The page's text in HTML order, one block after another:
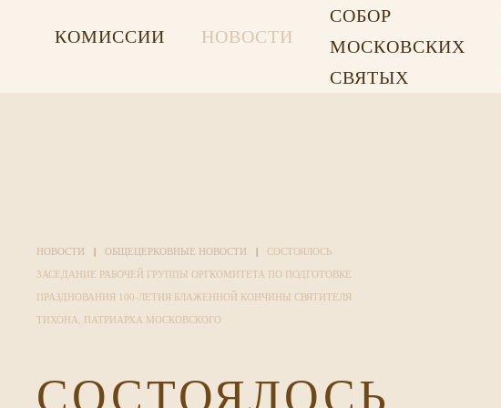
КОМИССИИ НОВОСТИ
СОБОР
МОСКОВСКИХ
СВЯТЫХ
НОВОСТИ ОБЩЕЦЕРКОВНЫЕ НОВОСТИ
СОСТОЯЛОСЬ
ЗАСЕДАНИЕ РАБОЧЕЙ ГРУППЫ ОРГКОМИТЕТА ПО ПОДГОТОВКЕ
ПРАЗДНОВАНИЯ 100-ЛЕТИЯ БЛАЖЕННОЙ КОНЧИНЫ СВЯТИТЕЛЯ
ТИХОНА, ПАТРИАРХА МОСКОВСКОГО
СОСТОЯЛОСЬ